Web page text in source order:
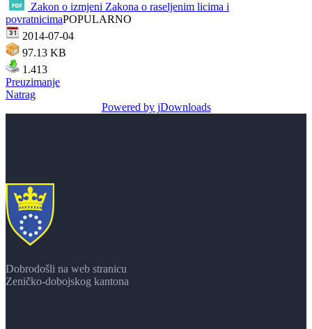
Zakon o izmjeni Zakona o raseljenim licima i
povratnicimaPOPULARNO
2014-07-04
97.13 KB
1.413
Preuzimanje
Natrag
Powered by jDownloads
Dobrodošli na web stranicu
Zeničko-dobojskog kantona